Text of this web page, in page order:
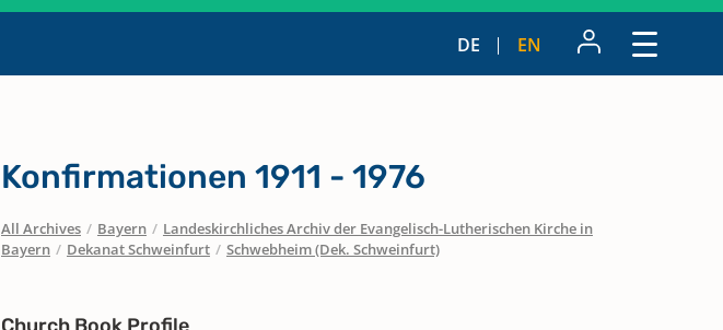
DE EN
Konfirmationen 1911 - 1976
All Archives / Bayern / Landeskirchliches Archiv der Evangelisch-Lutherischen Kirche in
Bayern / Dekanat Schweinfurt / Schwebheim (Dek. Schweinfurt)